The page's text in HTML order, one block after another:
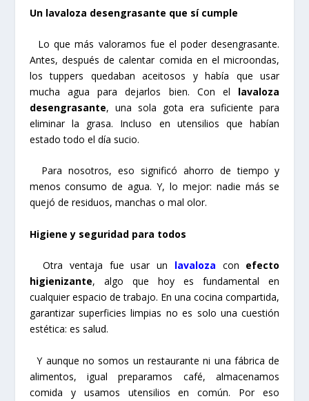
Un lavaloza desengrasante que sí cumple
Lo que más valoramos fue el poder desengrasante.
Antes, después de calentar comida en el microondas,
los tuppers quedaban aceitosos y había que usar
mucha agua para dejarlos bien. Con el lavaloza
desengrasante, una sola gota era suficiente para
eliminar la grasa. Incluso en utensilios que habían
estado todo el día sucio.
Para nosotros, eso significó ahorro de tiempo y
menos consumo de agua. Y, lo mejor: nadie más se
quejó de residuos, manchas o mal olor.
Higiene y seguridad para todos
Otra ventaja fue usar un lavaloza con efecto
higienizante, algo que hoy es fundamental en
cualquier espacio de trabajo. En una cocina compartida,
garantizar superficies limpias no es solo una cuestión
estética: es salud.
Y aunque no somos un restaurante ni una fábrica de
alimentos, igual preparamos café, almacenamos
comida y usamos utensilios en común. Por eso